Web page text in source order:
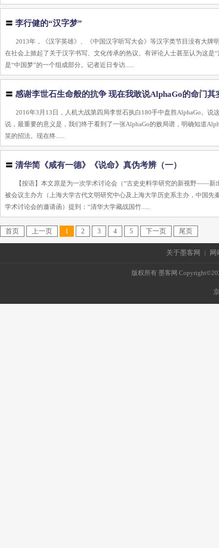
〓李行健的“汉字梦”
2013年，《汉字英雄》、《中国汉字听写大会》等汉字类节目没有大
在社会上掀起了关于汉字书写、文化传承的热议。有评论人士甚至认为这
是“中国梦”的一个组成部分。记者近日专访......
〓感谢李世石生命般的抗争 现在我敢说AlphaGo的命门其
2016年3月13日，人机大战第四局李世石执白180手中盘胜AlphaGo。
说，最重要的意义是，我们终于看到了一张AlphaGo的败局谱，明确知道
笑的招法。现在终......
〓清华简《咸有一德》《说命》真伪考辨（一）
【按语】本文原是为一次学术讨论会（“古史史料学研究的新视野——
被会议主办方（上海大学古代文明研究中心及上海大学历史系主办，中国
学术讨论会的邀请函）提到：“清华大学藏战国竹......
首页 上一页 1 2 3 4 5 下一页 尾页
关于墨客网 | 网
版权所有 墨客网